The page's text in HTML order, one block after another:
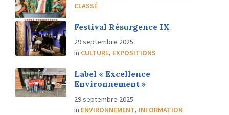
CLASSÉ
Festival Résurgence IX
29 septembre 2025
in CULTURE, EXPOSITIONS
Label « Excellence
Environnement »
29 septembre 2025
in ENVIRONNEMENT, INFORMATION